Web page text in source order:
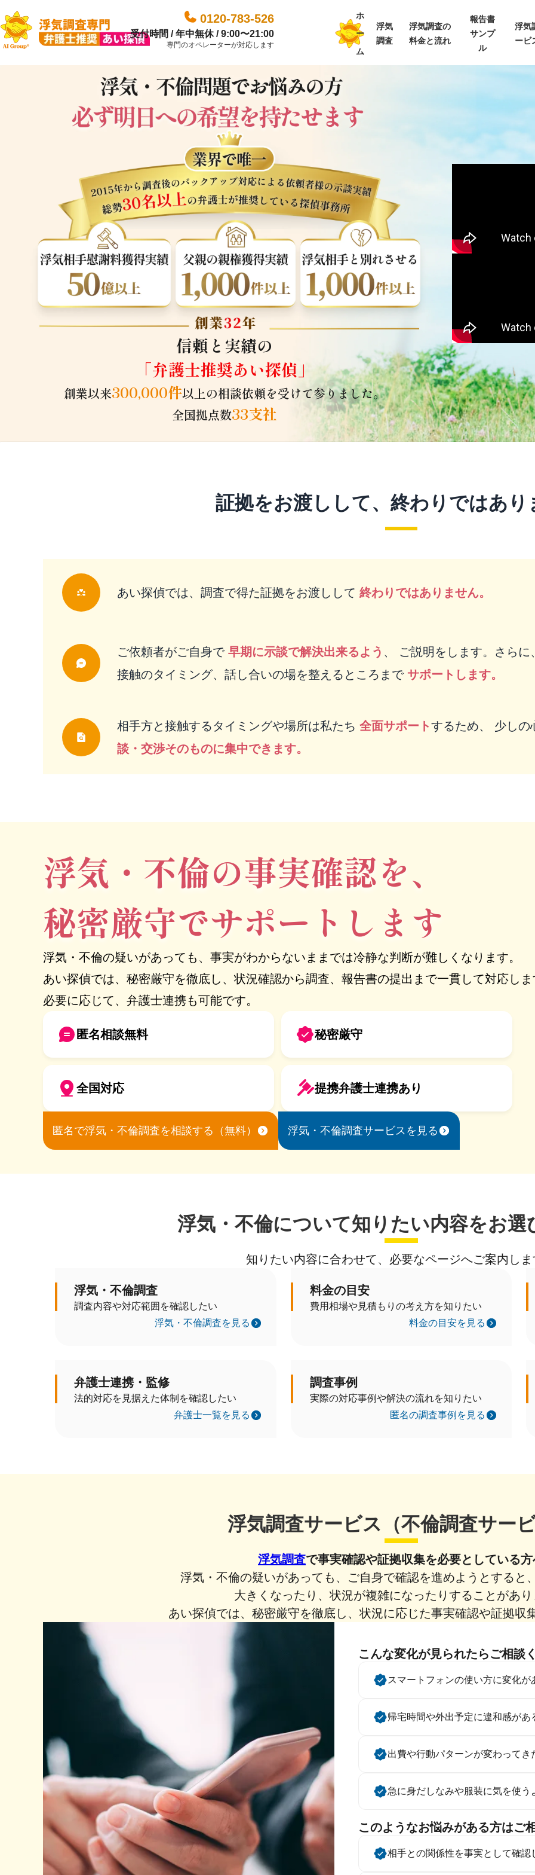
0120-783-526
受付時間 / 年中無休 / 9:00〜21:00
専門のオペレーターが対応します
ホ
ー
ム
浮気
調査
浮気調査の
料金と流れ
報告書
サンプ
ル
浮気
ービ
信頼と実績の
「弁護士推奨あい探偵」
創業以来300,000件以上の相談依頼を受けて参りました。
全国拠点数33支社
証拠をお渡しして、終わりではあり
あい探偵では、調査で得た証拠をお渡しして 終わりではありません。
ご依頼者がご自身で 早期に示談で解決出来るよう 、 ご説明をします。さら
接触のタイミング、話し合いの場を整えるところまで サポートします。
相手方と接触するタイミングや場所は私たち 全面サポートするため、 少し
談・交渉そのものに集中できます。
浮気・不倫の事実確認を、
秘密厳守でサポートします
浮気・不倫の疑いがあっても、事実がわからないままでは冷静な判断が難しくなります。
あい探偵では、秘密厳守を徹底し、状況確認から調査、報告書の提出まで一貫して対応し
必要に応じて、弁護士連携も可能です。
匿名相談無料 秘密厳守
全国対応 提携弁護士連携あり
匿名で浮気・不倫調査を相談する（無料） 浮気・不倫調査サービスを見る
浮気・不倫について知りたい内容をお選
知りたい内容に合わせて、必要なページへご案内し
浮気・不倫調査
調査内容や対応範囲を確認したい
浮気・不倫調査を見る
料金の目安
費用相場や見積もりの考え方を知りたい
料金の目安を見る
弁護士連携・監修
法的対応を見据えた体制を確認したい
弁護士一覧を見る
調査事例
実際の対応事例や解決の流れを知りたい
匿名の調査事例を見る
浮気調査サービス（不倫調査サー
浮気調査で事実確認や証拠収集を必要としている方
浮気・不倫の疑いがあっても、ご自身で確認を進めようとすると
大きくなったり、状況が複雑になったり することがあ
あい探偵では、秘密厳守を徹底し、状況に応じた事実確認や証拠収
こんな変化が見られたらご相談
スマートフォンの使い方に変化が
帰宅時間や外出予定に違和感があ
出費や行動パターンが変わってき
急に身だしなみや服装に気を使う
このようなお悩みがある方はご
相手との関係性を事実として確認